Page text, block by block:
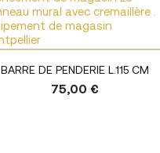
Voir le produit
BARRE DE PENDERIE L.115 CM
75,00 €